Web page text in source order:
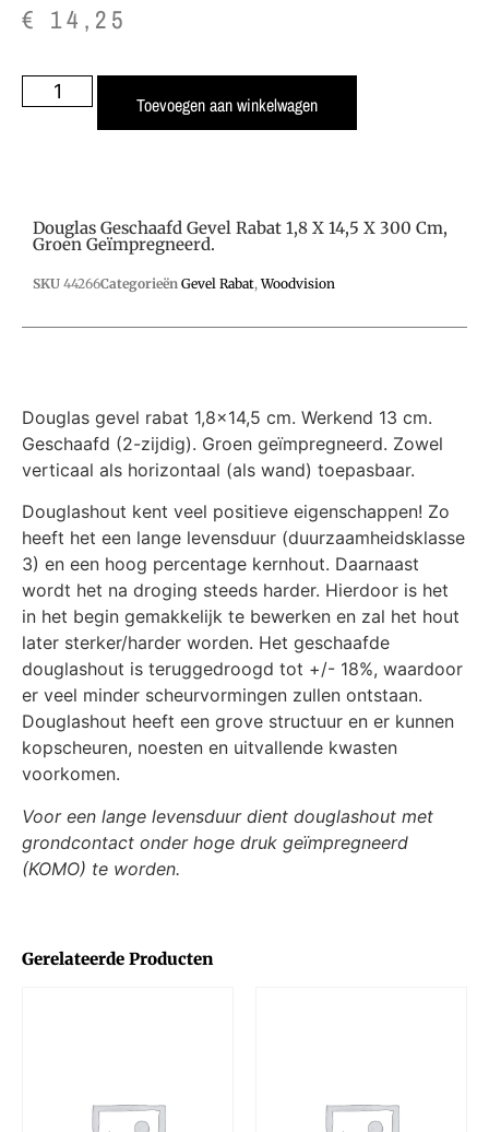
€ 14,25
Toevoegen aan winkelwagen
Gerelateerde Producten
Douglas Geschaafd Gevel Rabat 1,8 X 14,5 X 300 Cm,
Groen Geïmpregneerd.
SKU 44266Categorieën Gevel Rabat,Woodvision
Douglas gevel rabat 1,8×14,5 cm. Werkend 13 cm.
Geschaafd (2-zijdig). Groen geïmpregneerd. Zowel
verticaal als horizontaal (als wand) toepasbaar.
Douglashout kent veel positieve eigenschappen! Zo
heeft het een lange levensduur (duurzaamheidsklasse
3) en een hoog percentage kernhout. Daarnaast
wordt het na droging steeds harder. Hierdoor is het
in het begin gemakkelijk te bewerken en zal het hout
later sterker/harder worden. Het geschaafde
douglashout is teruggedroogd tot +/- 18%, waardoor
er veel minder scheurvormingen zullen ontstaan.
Douglashout heeft een grove structuur en er kunnen
kopscheuren, noesten en uitvallende kwasten
voorkomen.
Voor een lange levensduur dient douglashout met
grondcontact onder hoge druk geïmpregneerd
(KOMO) te worden.